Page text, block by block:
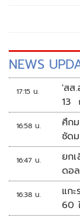
NEWS
17:15 น.
'สส
13
16:58 น.
ศึก
ซัด
16:47 น.
ยก
ดอ
16:38 น.
แก
60